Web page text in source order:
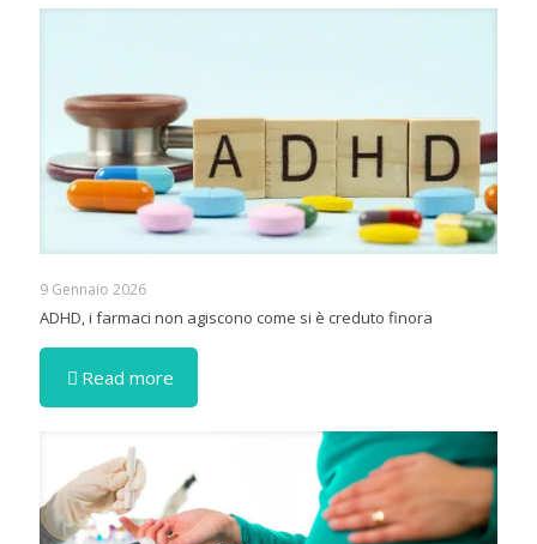
9 Gennaio 2026
ADHD, i farmaci non agiscono come si è creduto finora
Read more